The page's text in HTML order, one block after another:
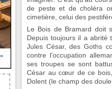
de peste et de choléra
cimetière, celui des
Le Bois de Bramard doit
Depuis toujours il a abrité
Jules César, des Goths
contre l'occupation
ses troupes se sont
César au cœur de ce
Dolent (le champ des